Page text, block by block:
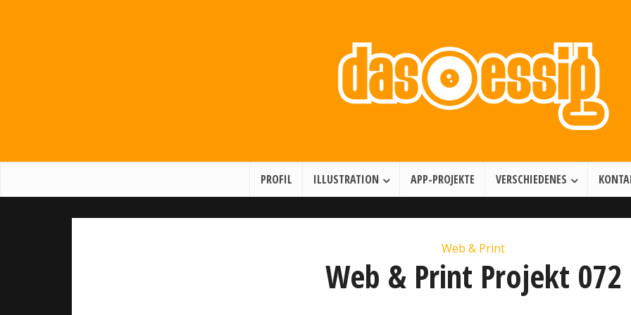
PROFIL ILLUSTRATION APP-PROJEKTE VERSCHIEDENES
Web & Print
Web & Print Projekt 072